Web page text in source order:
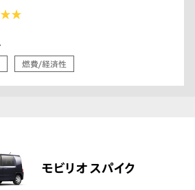
燃費/経済性
モビリオ スパイク